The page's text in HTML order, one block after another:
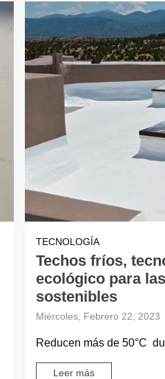
TECNOLOGÍA
Techos fríos,
ecológico para
sostenibles
Miércoles, Febrero 22, 2023
Reducen más de 50°C
Leer más